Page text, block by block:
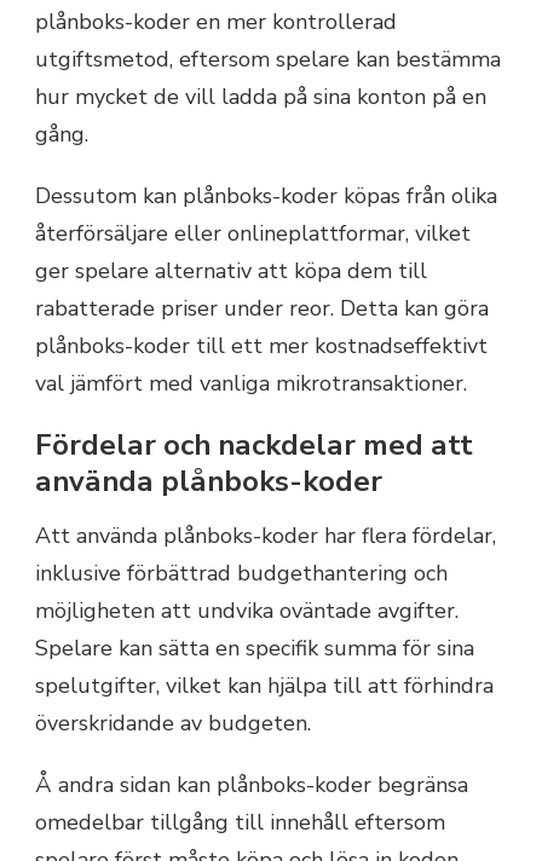
plånboks-koder en mer kontrollerad
utgiftsmetod, eftersom spelare kan bestämma
hur mycket de vill ladda på sina konton på en
gång.
Dessutom kan plånboks-koder köpas från olika
återförsäljare eller onlineplattformar, vilket
ger spelare alternativ att köpa dem till
rabatterade priser under reor. Detta kan göra
plånboks-koder till ett mer kostnadseffektivt
val jämfört med vanliga mikrotransaktioner.
Fördelar och nackdelar med att
använda plånboks-koder
Att använda plånboks-koder har flera fördelar,
inklusive förbättrad budgethantering och
möjligheten att undvika oväntade avgifter.
Spelare kan sätta en specifik summa för sina
spelutgifter, vilket kan hjälpa till att förhindra
överskridande av budgeten.
Å andra sidan kan plånboks-koder begränsa
omedelbar tillgång till innehåll eftersom